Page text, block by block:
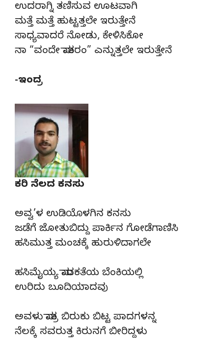
ಉದರಾಗ್ನಿ ತಣಿಸುವ ಊಟವಾಗಿ
ಮತ್ತೆ ಮತ್ತೆ ಹುಟ್ಟತ್ತಲೇ ಇರುತ್ತೇನೆ
ಸಾಧ್ಯವಾದರೆ ನೋಡು, ಕೇಳಿಸಿಕೋ
ನಾ “ವಂದೇ ಮಾತರಂ” ಎನ್ನುತ್ತಲೇ ಇರುತ್ತೇನೆ
-ಇಂದ್ರ
ಕರಿ ನೆಲದ ಕನಸು
ಅವ್ವ’ಳ ಉಡಿಯೊಳಗಿನ ಕನಸು
ಜಡೆಗೆ ಜೋತುಬಿದ್ದು ಪಾರ್ಕಿನ ಗೋಡೆಗಾಣಿಸಿ
ಹಸಿಮುತ್ತ ಮಂಚಕ್ಕೆ ಹುರುಳಿದಾಗಲೇ
ಹಸಿಮೈಯ್ಯ ಮಾದಕತೆಯ ಬೆಂಕಿಯಲ್ಲಿ
ಉರಿದು ಬೂದಿಯಾದವು
ಅವಳು ಮಾತ್ರ ಬಿರುಕು ಬಿಟ್ಟ ಪಾದಗಳನ್ನ
ನೆಲಕ್ಕೆ ಸವರುತ್ತ ಕಿರುನಗೆ ಬೀರಿದ್ದಳು